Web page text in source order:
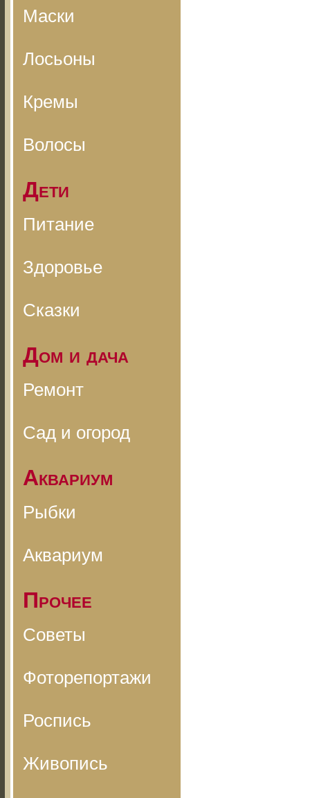
Маски
Лосьоны
Кремы
Волосы
Дети
Питание
Здоровье
Сказки
Дом и дача
Ремонт
Сад и огород
Аквариум
Рыбки
Аквариум
Прочее
Советы
Фоторепортажи
Роспись
Живопись